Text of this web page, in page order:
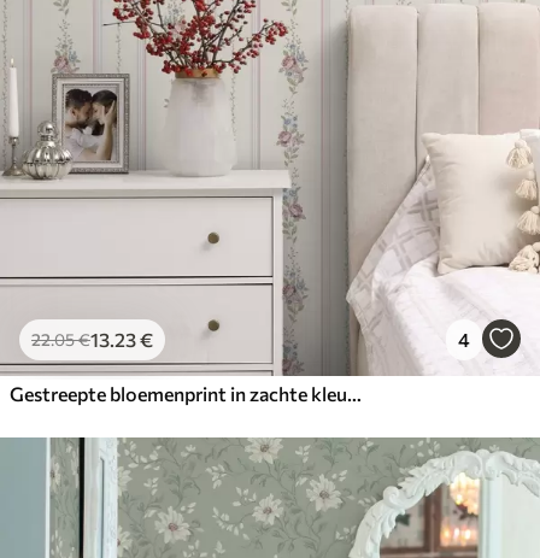
22.05€13.23€ 4
Gestreepte bloemenprint in zachte kleuren